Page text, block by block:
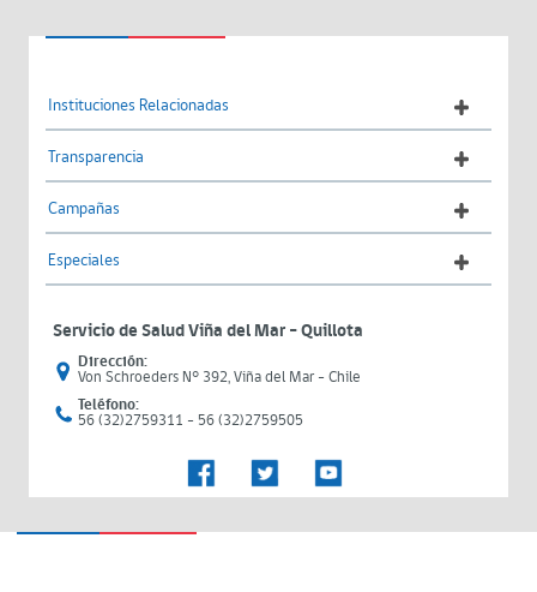
Instituciones Relacionadas
Transparencia
Campañas
Especiales
Servicio de Salud Viña del Mar – Quillota
Dirección:
Von Schroeders N° 392, Viña del Mar - Chile
Teléfono:
56 (32)2759311 - 56 (32)2759505